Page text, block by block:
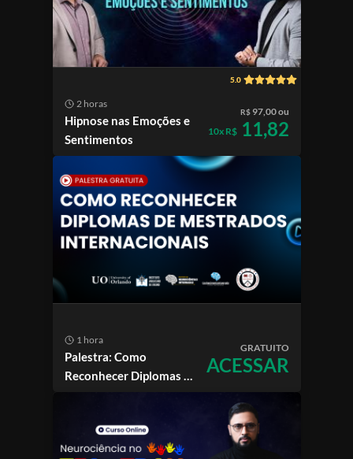
5.0
2 horas
Hipnose nas Emoções e
Sentimentos
R$97,00 ou
10x R$11,82
1 hora
Palestra: Como
Reconhecer Diplomas de
GRATUITO
ACESSAR